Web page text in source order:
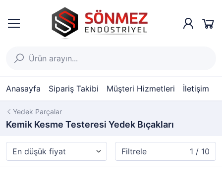
Anasayfa Sipariş Takibi Müşteri Hizmetleri İletişim
Yedek Parçalar
Kemik Kesme Testeresi Yedek Bıçakları
Filtrele 1 / 10